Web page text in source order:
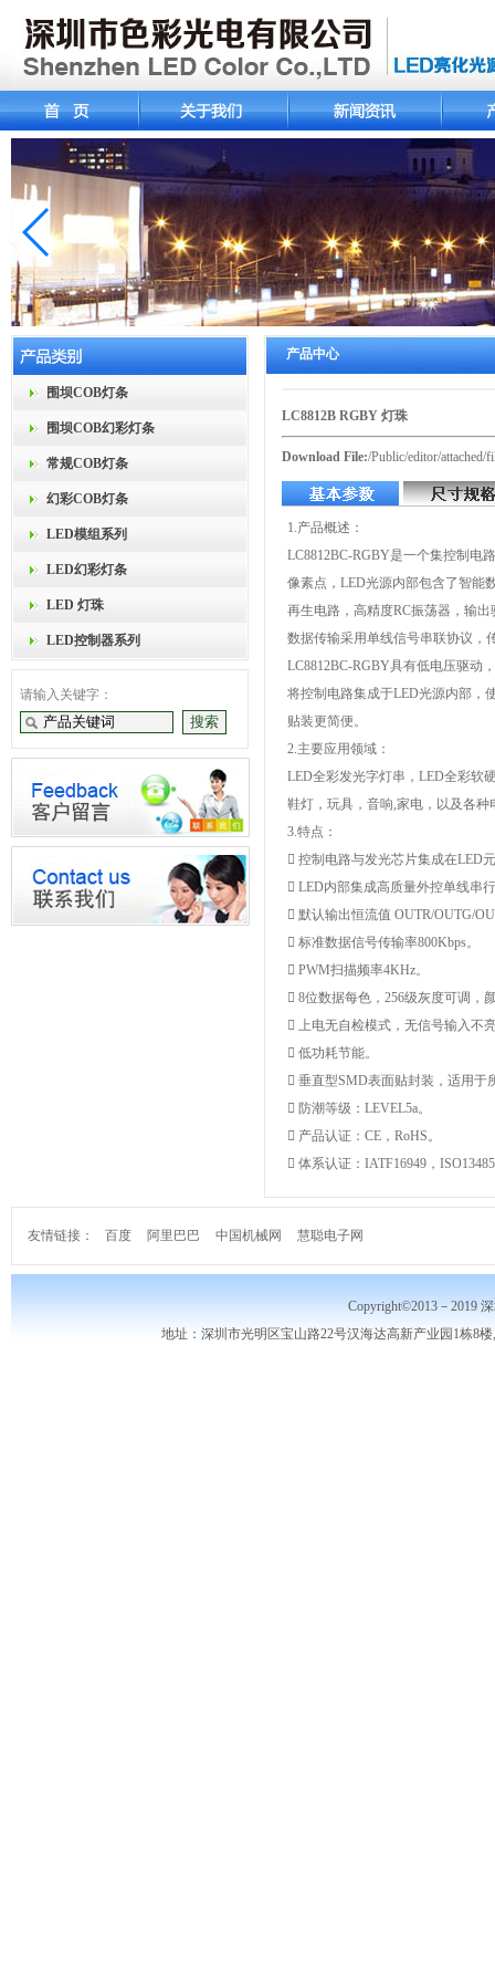
围坝COB灯条
围坝COB幻彩灯条
常规COB灯条
幻彩COB灯条
LED模组系列
LED幻彩灯条
LED 灯珠
LED控制器系列
请输入关键字：
产品中心
LC8812B RGBY 灯珠
Download File:/Public/editor/
1.产品概述：
LC8812BC-RGBY是一个集控制电
像素点，LED光源内部包含了智能
再生电路，高精度RC振荡器，输
数据传输采用单线信号串联协议，
LC8812BC-RGBY具有低电压驱动
将控制电路集成于LED光源内部，
贴装更简便。
2.主要应用领域：
LED全彩发光字灯串，LED全彩软
鞋灯，玩具，音响,家电，以及各种
3.特点：
 控制电路与发光芯片集成在LED
 LED内部集成高质量外控单线串
 默认输出恒流值 OUTR/OUTG/
 标准数据信号传输率800Kbps。
 PWM扫描频率4KHz。
 8位数据每色，256级灰度可调，
 上电无自检模式，无信号输入不
 低功耗节能。
 垂直型SMD表面贴封装，适用于
 防潮等级：LEVEL5a。
 产品认证：CE，RoHS。
 体系认证：IATF16949，
友情链接： 百度 阿里巴巴 中国机械网 慧聪电子网
Copyright©2013－2019
地址：深圳市光明区宝山路22号汉海达高新产业园1栋8楼